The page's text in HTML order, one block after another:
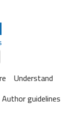
Understand
Author guidelines